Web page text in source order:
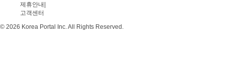
제휴안내
고객센터
© 2026 Korea Portal Inc. All Rights Reserved.